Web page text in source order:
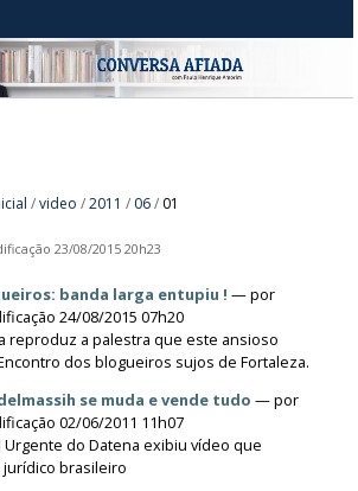
/video /2011 / 06 / 01
23/08/2015 20h23
banda larga entupiu ! —por
24/08/2015 07h20
reproduz a palestra que este ansioso
dos blogueiros sujos de Fortaleza.
se muda e vende tudo —por
02/06/2011 11h07
Urgente do Datena exibiu vídeo que
brasileiro